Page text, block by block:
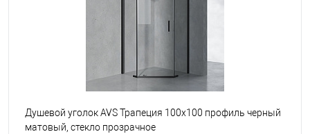
Душевой уголок AVS Трапеция 100x100 профиль черный
матовый, стекло прозрачное